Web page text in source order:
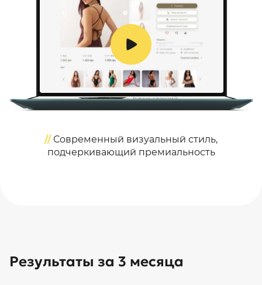
//Современный визуальный стиль,
подчеркивающий премиальность
Результаты за 3 месяца